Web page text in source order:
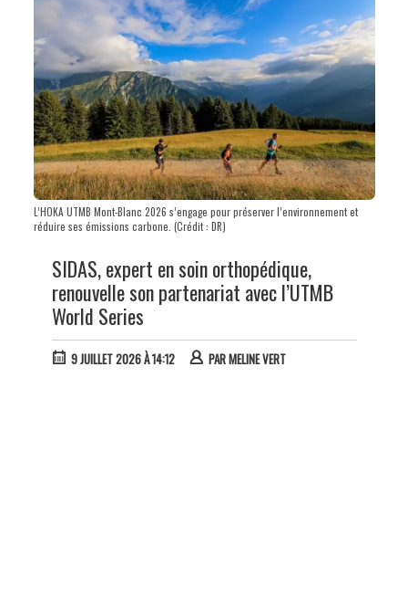
L’HOKA UTMB Mont-Blanc 2026 s’engage pour préserver l’environnement et
réduire ses émissions carbone. (Crédit : DR)
SIDAS, expert en soin orthopédique,
renouvelle son partenariat avec l’UTMB
World Series
9 JUILLET 2026 À 14:12 PARMELINE VERT